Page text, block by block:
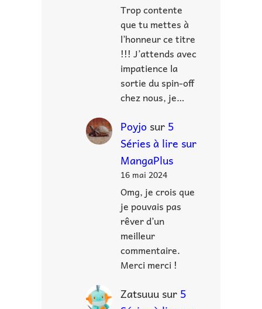
Trop contente
que tu mettes à
l’honneur ce titre
!!! J’attends avec
impatience la
sortie du spin-off
chez nous, je…
Poyjosur 5
Séries à lire sur
MangaPlus
16 mai 2024
Omg, je crois que
je pouvais pas
rêver d’un
meilleur
commentaire.
Merci merci !
Zatsuuusur 5